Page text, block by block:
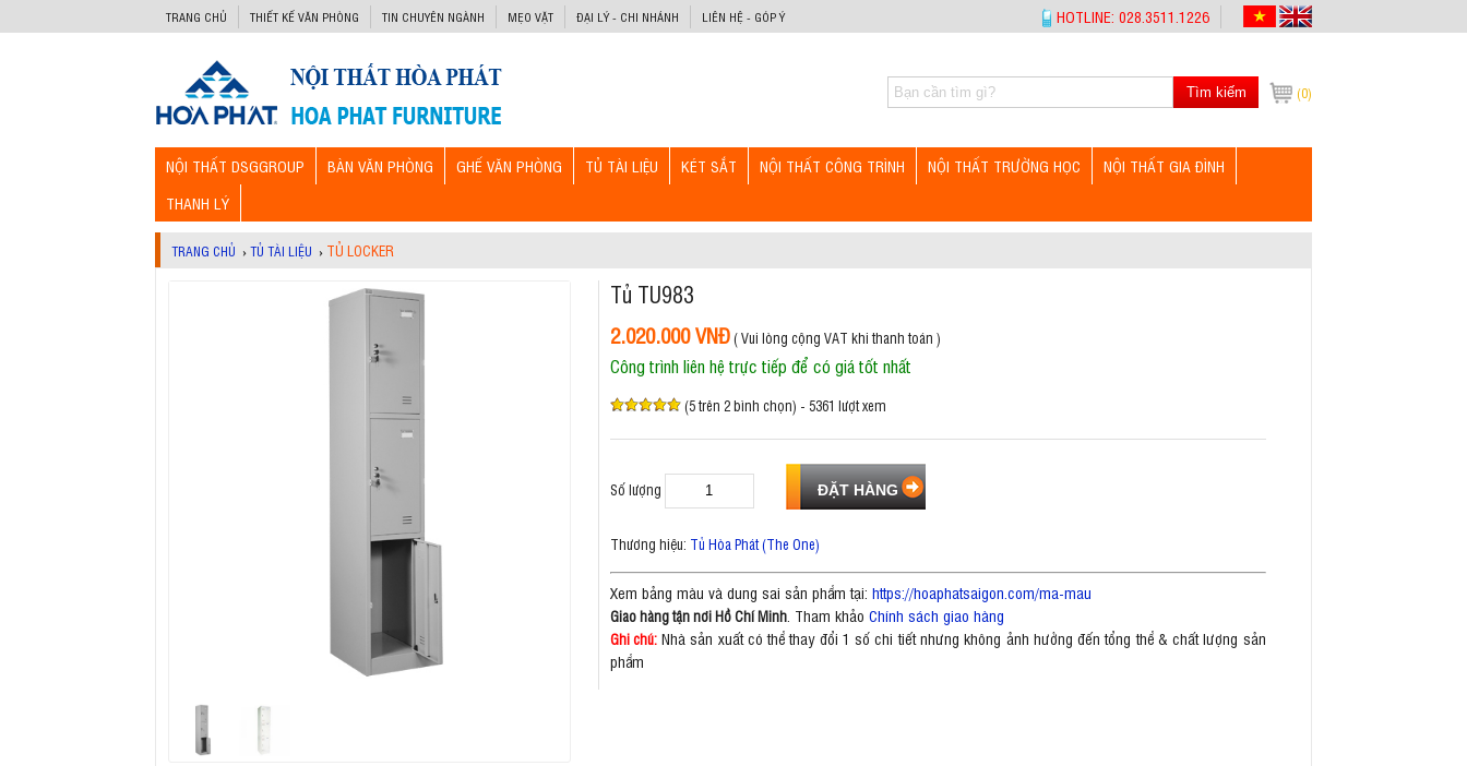
TRANG CHỦ THIẾT KẾ VĂN PHÒNG TIN CHUYÊN NGÀNH MẸO VẶT ĐẠI LÝ - CHI NHÁNH LIÊN HỆ - GÓP Ý HOTLINE: 028.3511.1226
(0)
Tìm kiếm
NỘI THẤT DSGGROUP BÀN VĂN PHÒNG GHẾ VĂN PHÒNG TỦ TÀI LIỆU KÉT SẮT NỘI THẤT CÔNG TRÌNH NỘI THẤT TRƯỜNG HỌC
NỘI THẤT GIA ĐÌNH
THANH LÝ
TRANG CHỦ ›TỦ TÀI LIỆU › TỦ LOCKER
Tủ TU983
2.020.000 VNĐ( Vui lòng cộng VAT khi thanh toán )
Công trình liên hệ trực tiếp để có giá tốt nhất
(5 trên 2 bình chọn) - 5361 lượt xem
Số lượng
Thương hiệu: Tủ Hòa Phát (The One)
Xem bảng màu và dung sai sản phẩm tại: https://hoaphatsaigon.com/ma-mau
Giao hàng tận nơi Hồ Chí Minh. Tham khảo Chính sách giao hàng
Ghi chú:Nhà sản xuất có thể thay đổi 1 số chi tiết nhưng không ảnh hưởng đến tổng thể & chất lượng sản
phẩm